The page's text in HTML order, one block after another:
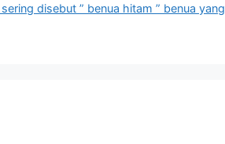
disebut ” benua hitam ” benua yang